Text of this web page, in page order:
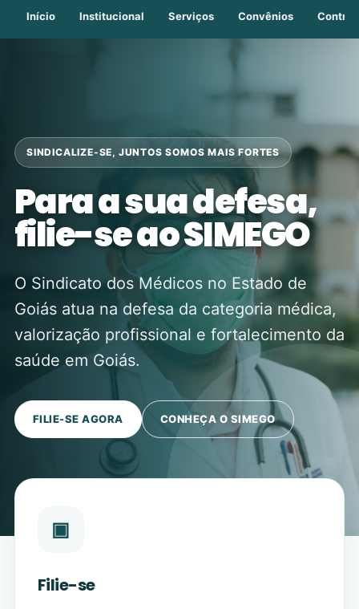
Início Institucional Serviços Convênios
SINDICALIZE-SE, JUNTOS SOMOS MAIS FORTES
Para a sua defesa,
filie-se ao SIMEGO
O Sindicato dos Médicos no Estado de
Goiás atua na defesa da categoria médica,
valorização profissional e fortalecimento da
saúde em Goiás.
FILIE-SE AGORA CONHEÇA O SIMEGO
▣
Filie-se